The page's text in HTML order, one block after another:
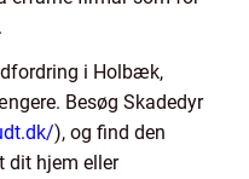
i Holbæk,
Besøg Skadedyr
), og find den
dit hjem eller